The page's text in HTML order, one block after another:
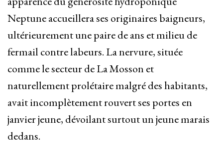
Neptune accueillera ses originaires baigneurs,
ultérieurement une paire de ans et milieu de
fermail contre labeurs. La nervure, située
comme le secteur de La Mosson et
naturellement prolétaire malgré des habitants,
avait incomplètement rouvert ses portes en
janvier jeune, dévoilant surtout un jeune marais
dedans.